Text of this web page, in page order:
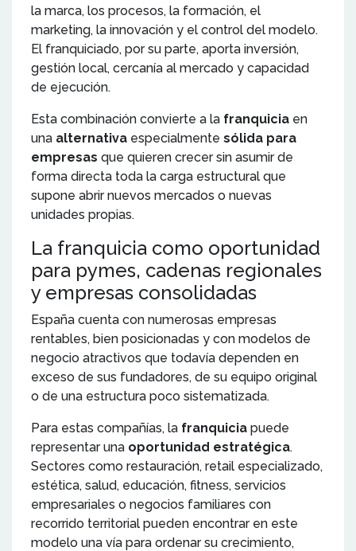
la marca, los procesos, la formación, el
marketing, la innovación y el control del modelo.
El franquiciado, por su parte, aporta inversión,
gestión local, cercanía al mercado y capacidad
de ejecución.
Esta combinación convierte a la franquicia en
una alternativa especialmente sólida para
empresas que quieren crecer sin asumir de
forma directa toda la carga estructural que
supone abrir nuevos mercados o nuevas
unidades propias.
La franquicia como oportunidad
para pymes, cadenas regionales
y empresas consolidadas
España cuenta con numerosas empresas
rentables, bien posicionadas y con modelos de
negocio atractivos que todavía dependen en
exceso de sus fundadores, de su equipo original
o de una estructura poco sistematizada.
Para estas compañías, la franquicia puede
representar una oportunidad estratégica.
Sectores como restauración, retail especializado,
estética, salud, educación, fitness, servicios
empresariales o negocios familiares con
recorrido territorial pueden encontrar en este
modelo una vía para ordenar su crecimiento,